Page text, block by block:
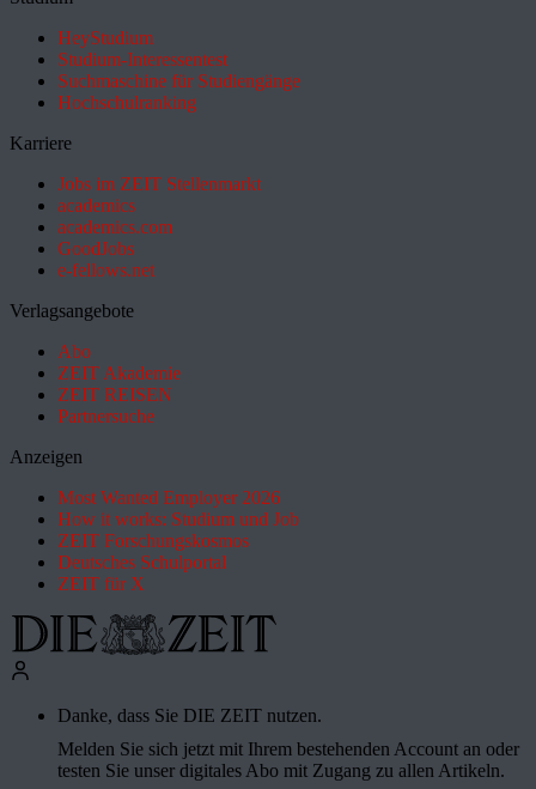
HeyStudium
Studium-Interessentest
Suchmaschine für Studiengänge
Hochschulranking
Karriere
Jobs im ZEIT Stellenmarkt
academics
academics.com
GoodJobs
e-fellows.net
Verlagsangebote
Abo
ZEIT Akademie
ZEIT REISEN
Partnersuche
Anzeigen
Most Wanted Employer 2026
How it works: Studium und Job
ZEIT Forschungskosmos
Deutsches Schulportal
ZEIT für X
Danke, dass Sie DIE ZEIT nutzen.
Melden Sie sich jetzt mit Ihrem bestehenden Account an oder
testen Sie unser digitales Abo mit Zugang zu allen Artikeln.